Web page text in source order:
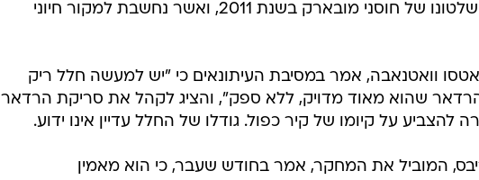
ההתקממות שהביאה לסיום שלטונו של חוסני מובארק בשנת 2011, ואשר נחשבת למקור חיוני
וואטנאבה, אמר במסיבת העיתונאים כי "יש למעשה חלל ריק
שהוא מאוד מדויק, ללא ספק", והציג לקהל את סריקת הרדאר
על קיומו של קיר כפול. גודלו של החלל עדיין אינו ידוע.
ריבס, המוביל את המחקר, אמר בחודש שעבר, כי הוא מאמין